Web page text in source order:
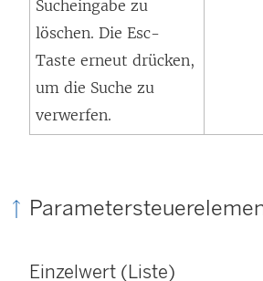
Sucheingabe zu
löschen. Die Esc-
Taste erneut drücken,
um die Suche zu
verwerfen.
Einzelwert (Liste)